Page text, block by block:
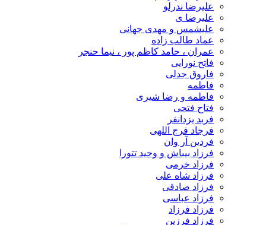
علیرضا ندرلو
علیرضا ی
علیشمس و مهدی جهانی
عماد طالب زاده
عمران ، حامد کاظم پور ، نیما حنجر
فاتح نورایی
فاروق جدلی
فاطمه
فاطمه و رضا شیری
فتاح فتحی
فربد یزدانفر
فرجاد فرج اللهی
فردین آر وان
فرزاد بیباش و وحید تتورا
فرزاد خرمی
فرزاد شاه علی
فرزاد صادقی
فرزاد عباسی
فرزاد فرزاد
فرزاد فرزین